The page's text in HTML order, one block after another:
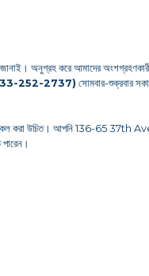
অনুগ্রহ করে আমাদের অংশগ্রহণকারী
252-2737) সোমবার-শুক্রবার
কল করা উচিত। আপনি 136-65